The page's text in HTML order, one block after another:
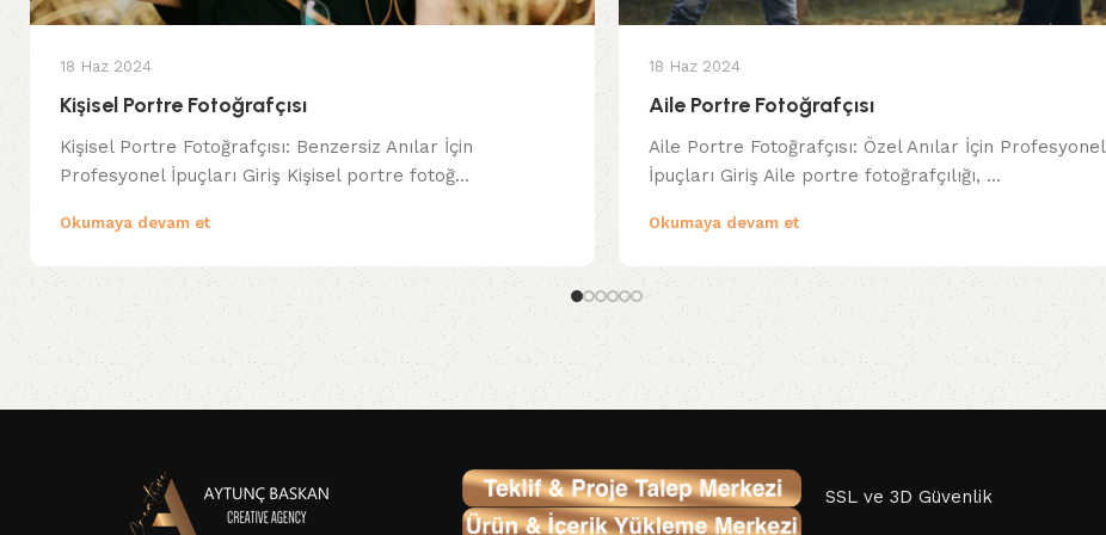
18 Haz 2024
Kişisel Portre Fotoğrafçısı
Kişisel Portre Fotoğrafçısı: Benzersiz Anılar İçin
Profesyonel İpuçları Giriş Kişisel portre fotoğ...
Okumaya devam et
18 Haz 2024
Aile Portre Fotoğrafçısı
Aile Portre Fotoğrafçısı: Özel Anılar İçin Profesyonel
İpuçları Giriş Aile portre fotoğrafçılığı, ...
Okumaya devam et
SSL ve 3D Güvenlik